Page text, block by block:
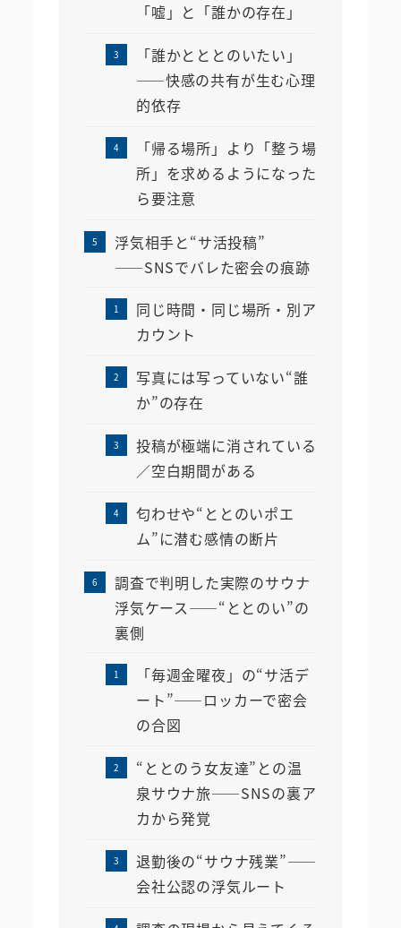
「嘘」と「誰かの存在」
「誰かとととのいたい」
――快感の共有が生む心理
的依存
「帰る場所」より「整う場
所」を求めるようになった
ら要注意
浮気相手と“サ活投稿”
――SNSでバレた密会の痕跡
同じ時間・同じ場所・別ア
カウント
写真には写っていない“誰
か”の存在
投稿が極端に消されている
／空白期間がある
匂わせや“ととのいポエ
ム”に潜む感情の断片
調査で判明した実際のサウナ
浮気ケース――“ととのい”の
裏側
「毎週金曜夜」の“サ活デ
ート”――ロッカーで密会
の合図
“ととのう女友達”との温
泉サウナ旅――SNSの裏ア
カから発覚
退勤後の“サウナ残業”――
会社公認の浮気ルート